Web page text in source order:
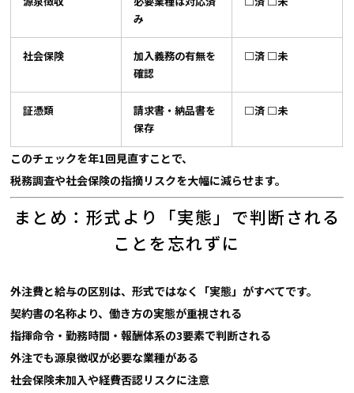
み
社会保険
加入義務の有無を
確認
□済 □未
証憑類
請求書・納品書を
保存
□済 □未
このチェックを年1回見直すことで、
税務調査や社会保険の指摘リスクを大幅に減らせます。
まとめ：形式より「実態」で判断される
ことを忘れずに
外注費と給与の区別は、形式ではなく「実態」がすべてです。
契約書の名称より、働き方の実態が重視される
指揮命令・勤務時間・報酬体系の3要素で判断される
外注でも源泉徴収が必要な業種がある
社会保険未加入や経費否認リスクに注意